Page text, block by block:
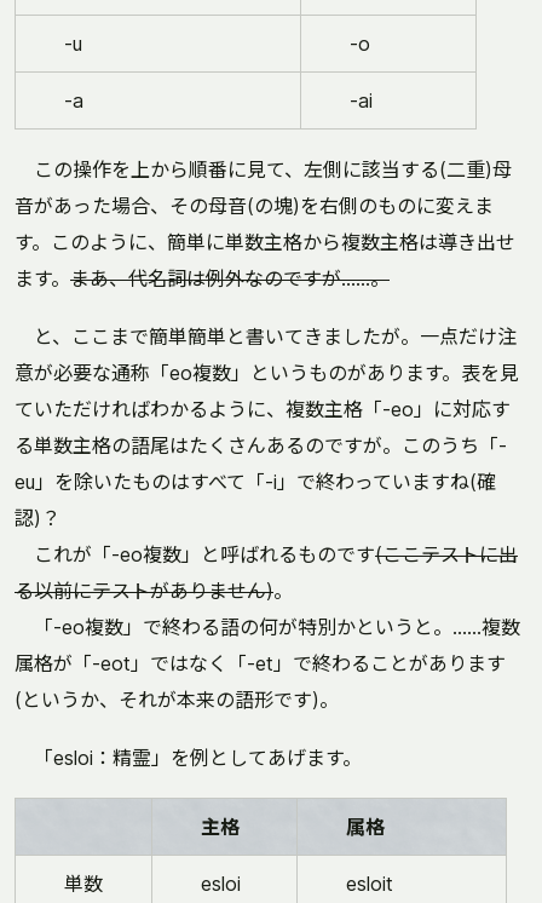
-u -o
-a -ai
この操作を上から順番に見て、左側に該当する(二重)母
音があった場合、その母音(の塊)を右側のものに変えま
す。このように、簡単に単数主格から複数主格は導き出せ
ます。 まあ、代名詞は例外なのですが……。
と、ここまで簡単簡単と書いてきましたが。一点だけ注
意が必要な通称「eo複数」というものがあります。表を見
ていただければわかるように、複数主格「-eo」に対応す
る単数主格の語尾はたくさんあるのですが。このうち「-
eu」を除いたものはすべて「-i」で終わっていますね(確
認)？
これが「-eo複数」と呼ばれるものです(ここテストに出
る以前にテストがありません)。
「-eo複数」で終わる語の何が特別かというと。……複数
属格が「-eot」ではなく「-et」で終わることがあります
(というか、それが本来の語形です)。
「esloi：精霊」を例としてあげます。
主格 属格
単数 esloi esloit